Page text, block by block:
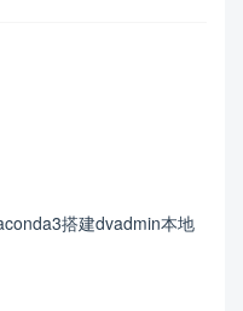
搭建dvadmin本地